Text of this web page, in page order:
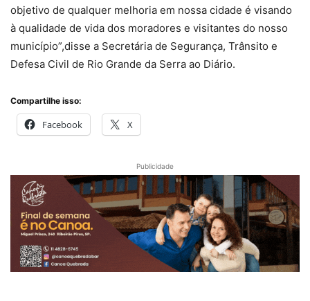
objetivo de qualquer melhoria em nossa cidade é visando
à qualidade de vida dos moradores e visitantes do nosso
município”,disse a Secretária de Segurança, Trânsito e
Defesa Civil de Rio Grande da Serra ao Diário.
Compartilhe isso:
Facebook X
Publicidade